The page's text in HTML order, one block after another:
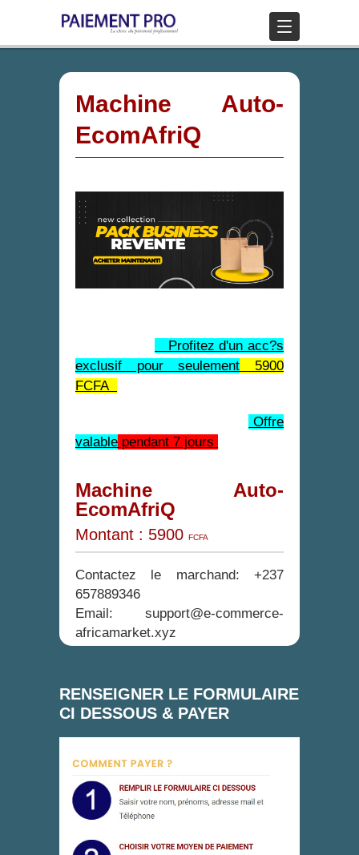
Machine Auto-
EcomAfriQ
Profitez d'un acc?s
exclusif pour seulement
5900
FCFA
Offre
valable pendant 7 jours
Machine Auto-
EcomAfriQ
Montant : 5900 FCFA
Contactez le marchand: +237
657889346
Email: support@e-commerce-
africamarket.xyz
RENSEIGNER LE FORMULAIRE
CI DESSOUS & PAYER